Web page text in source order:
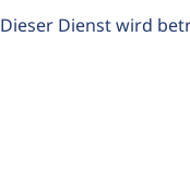
Dieser Dienst wird